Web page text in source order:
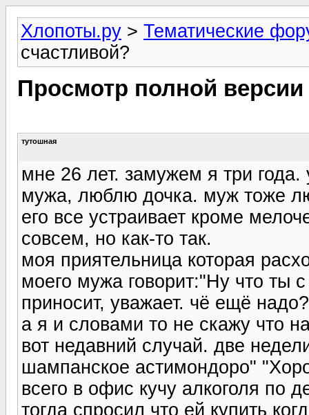
Хлопоты.ру > Тематические
счастливой?
Просмотр полной
тутошная
мне 26 лет. замужем я три
мужа, люблю дочка. муж тоже
его все устраивает кроме
совсем, но как-то так.
моя приятельница которая
моего мужа говорит:"Ну что ты
приносит, уважает. чё ещё
а я и словами то не скажу что
вот недавний случай. две
шампанское астимондоро"
всего в офис кучу алкоголя
тогда спросил что ей купить